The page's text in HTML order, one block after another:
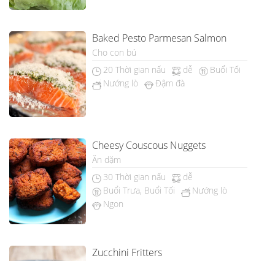
Baked Pesto Parmesan Salmon
Cho con bú
20 Thời gian nấu
dễ
Buổi Tối
Nướng lò
Đậm đà
Cheesy Couscous Nuggets
Ăn dặm
30 Thời gian nấu
dễ
Buổi Trưa, Buổi Tối
Nướng lò
Ngon
Zucchini Fritters